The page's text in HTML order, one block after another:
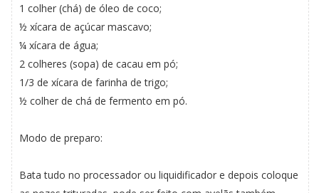
1 colher (chá) de óleo de coco;
½ xícara de açúcar mascavo;
¼ xícara de água;
2 colheres (sopa) de cacau em pó;
1/3 de xícara de farinha de trigo;
½ colher de chá de fermento em pó.
Modo de preparo:
Bata tudo no processador ou liquidificador e depois coloque